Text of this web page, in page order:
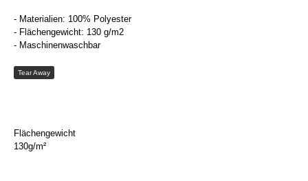
- Materialien: 100% Polyester
- Flächengewicht: 130 g/m2
- Maschinenwaschbar
Tear Away
Flächengewicht
130g/m²